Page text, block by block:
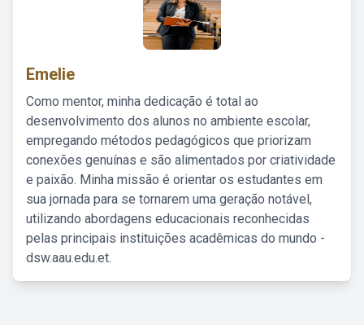
Emelie
Como mentor, minha dedicação é total ao
desenvolvimento dos alunos no ambiente escolar,
empregando métodos pedagógicos que priorizam
conexões genuínas e são alimentados por criatividade
e paixão. Minha missão é orientar os estudantes em
sua jornada para se tornarem uma geração notável,
utilizando abordagens educacionais reconhecidas
pelas principais instituições acadêmicas do mundo -
dsw.aau.edu.et.